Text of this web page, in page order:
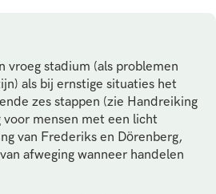
vroeg stadium (als problemen
als bij ernstige situaties het
zes stappen (zie Handreiking
mensen met een licht
van Frederiks en Dörenberg,
afweging wanneer handelen